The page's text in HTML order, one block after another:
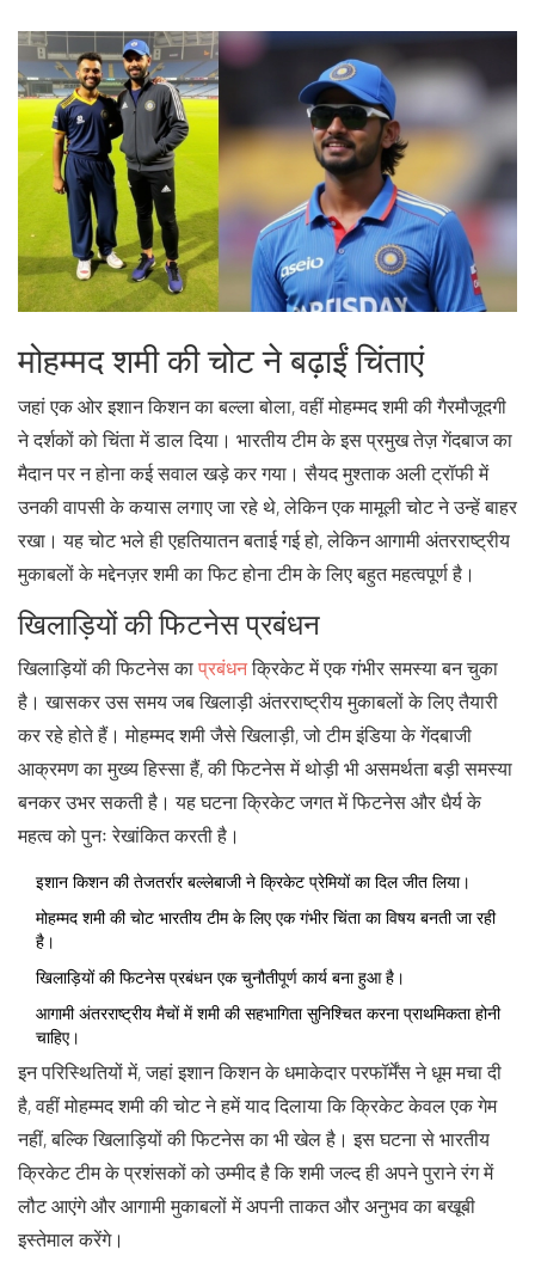
मोहम्मद शमी की चोट ने बढ़ाईं चिंताएं
जहां एक ओर इशान किशन का बल्ला बोला, वहीं मोहम्मद शमी की गैरमौजूदगी
ने दर्शकों को चिंता में डाल दिया। भारतीय टीम के इस प्रमुख तेज़ गेंदबाज का
मैदान पर न होना कई सवाल खड़े कर गया। सैयद मुश्ताक अली ट्रॉफी में
उनकी वापसी के कयास लगाए जा रहे थे, लेकिन एक मामूली चोट ने उन्हें बाहर
रखा। यह चोट भले ही एहतियातन बताई गई हो, लेकिन आगामी अंतरराष्ट्रीय
मुकाबलों के मद्देनज़र शमी का फिट होना टीम के लिए बहुत महत्वपूर्ण है।
खिलाड़ियों की फिटनेस प्रबंधन
खिलाड़ियों की फिटनेस काप्रबंधनक्रिकेट में एक गंभीर समस्या बन चुका
है। खासकर उस समय जब खिलाड़ी अंतरराष्ट्रीय मुकाबलों के लिए तैयारी
कर रहे होते हैं। मोहम्मद शमी जैसे खिलाड़ी, जो टीम इंडिया के गेंदबाजी
आक्रमण का मुख्य हिस्सा हैं, की फिटनेस में थोड़ी भी असमर्थता बड़ी समस्या
बनकर उभर सकती है। यह घटना क्रिकेट जगत में फिटनेस और धैर्य के
महत्व को पुनः रेखांकित करती है।
इशान किशन की तेजतर्रार बल्लेबाजी ने क्रिकेट प्रेमियों का दिल जीत लिया।
मोहम्मद शमी की चोट भारतीय टीम के लिए एक गंभीर चिंता का विषय बनती जा रही
है।
खिलाड़ियों की फिटनेस प्रबंधन एक चुनौतीपूर्ण कार्य बना हुआ है।
आगामी अंतरराष्ट्रीय मैचों में शमी की सहभागिता सुनिश्चित करना प्राथमिकता होनी
चाहिए।
इन परिस्थितियों में, जहां इशान किशन के धमाकेदार परफॉर्मेंस ने धूम मचा दी
है, वहीं मोहम्मद शमी की चोट ने हमें याद दिलाया कि क्रिकेट केवल एक गेम
नहीं, बल्कि खिलाड़ियों की फिटनेस का भी खेल है। इस घटना से भारतीय
क्रिकेट टीम के प्रशंसकों को उम्मीद है कि शमी जल्द ही अपने पुराने रंग में
लौट आएंगे और आगामी मुकाबलों में अपनी ताकत और अनुभव का बखूबी
इस्तेमाल करेंगे।